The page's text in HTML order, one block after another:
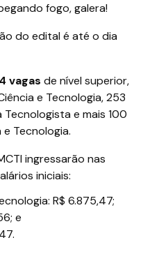
fogo, galera!
do edital é até o dia
vagas de nível superior,
e Tecnologia, 253
e mais 100
Tecnologia.
ingressarão nas
iniciais:
R$ 6.875,47;
e